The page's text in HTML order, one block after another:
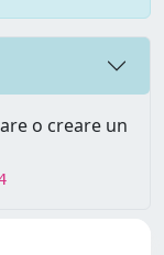
o creare un